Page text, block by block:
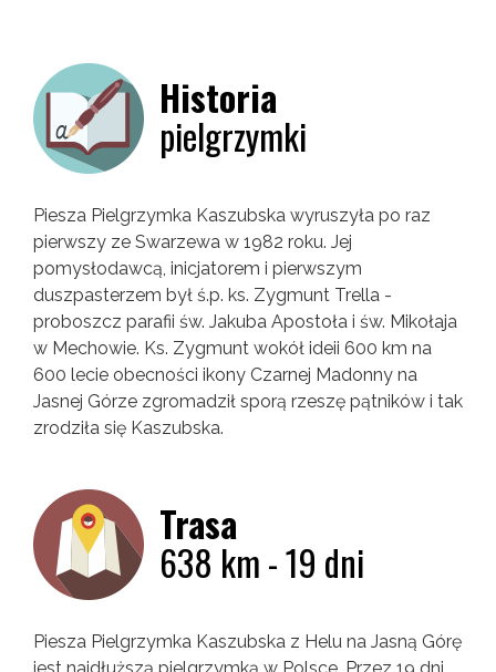
Historia
pielgrzymki
Piesza Pielgrzymka Kaszubska wyruszyła po raz
pierwszy ze Swarzewa w 1982 roku. Jej
pomysłodawcą, inicjatorem i pierwszym
duszpasterzem był ś.p. ks. Zygmunt Trella -
proboszcz parafii św. Jakuba Apostoła i św. Mikołaja
w Mechowie. Ks. Zygmunt wokół ideii 600 km na
600 lecie obecności ikony Czarnej Madonny na
Jasnej Górze zgromadził sporą rzeszę pątników i tak
zrodziła się Kaszubska.
Trasa
638 km - 19 dni
Piesza Pielgrzymka Kaszubska z Helu na Jasną Górę